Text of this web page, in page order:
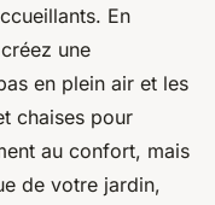
En
une
en plein air et les
chaises pour
au confort, mais
de votre jardin,